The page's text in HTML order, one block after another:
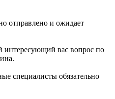
отправлено и ожидает
интересующий вас вопрос по
специалисты обязательно